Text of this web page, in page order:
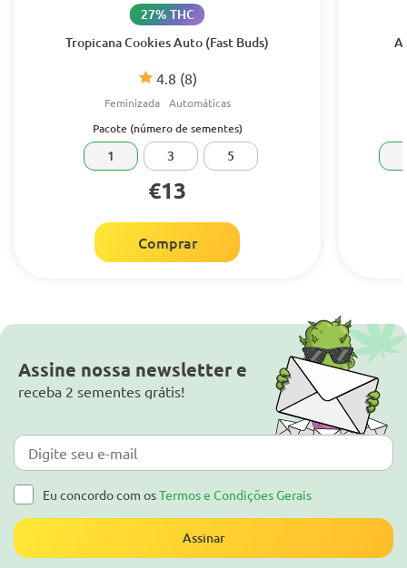
Tropicana Cookies Auto (Fast Buds)
4.8 (8)
27% THC
Feminizada Automáticas
Pacote (número de sementes)
1 3 5
€13
Comprar
Assine nossa newsletter e
receba 2 sementes grátis!
Eu concordo com osTermos e Condições Gerais
Assinar